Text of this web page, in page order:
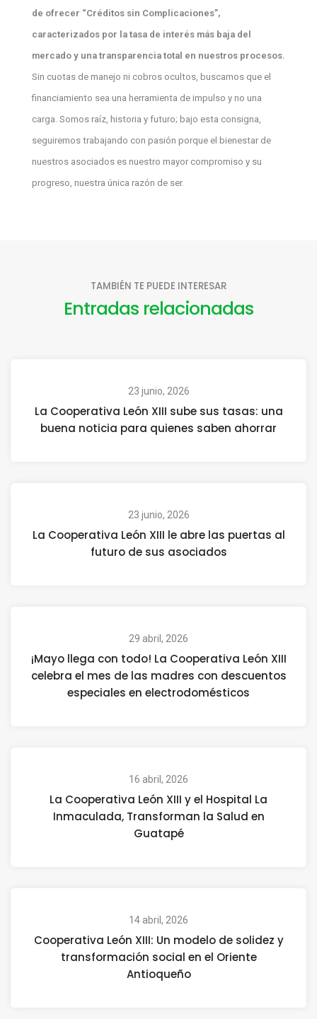
de ofrecer “Créditos sin Complicaciones”,
caracterizados por la tasa de interés más baja del
mercado y una transparencia total en nuestros procesos.
Sin cuotas de manejo ni cobros ocultos, buscamos que el
financiamiento sea una herramienta de impulso y no una
carga. Somos raíz, historia y futuro; bajo esta consigna,
seguiremos trabajando con pasión porque el bienestar de
nuestros asociados es nuestro mayor compromiso y su
progreso, nuestra única razón de ser.
TAMBIÉN TE PUEDE INTERESAR
Entradas relacionadas
23 junio, 2026
La Cooperativa León XIII sube sus tasas: una
buena noticia para quienes saben ahorrar
23 junio, 2026
La Cooperativa León XIII le abre las puertas al
futuro de sus asociados
29 abril, 2026
¡Mayo llega con todo! La Cooperativa León XIII
celebra el mes de las madres con descuentos
especiales en electrodomésticos
16 abril, 2026
La Cooperativa León XIII y el Hospital La
Inmaculada, Transforman la Salud en
Guatapé
14 abril, 2026
Cooperativa León XIII: Un modelo de solidez y
transformación social en el Oriente
Antioqueño